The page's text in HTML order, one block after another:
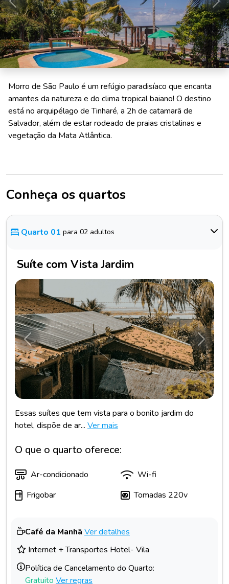
Anterior
Morro de São Paulo é um refúgio paradisíaco que encanta
amantes da natureza e do clima tropical baiano! O destino
está no arquipélago de Tinharé, a 2h de catamarã de
Salvador, além de estar rodeado de praias cristalinas e
vegetação da Mata Atlântica.
Conheça os quartos
Quarto 01 para 02 adultos
Suíte com Vista Jardim
Anterior
Essas suítes que tem vista para o bonito jardim do
hotel, dispõe de ar... Ver mais
O que o quarto oferece:
Ar-condicionado
Wi-fi
Frigobar
Tomadas 220v
Café da Manhã Ver detalhes
Internet + Transportes Hotel- Vila
Política de Cancelamento do Quarto:
Gratuito Ver regras